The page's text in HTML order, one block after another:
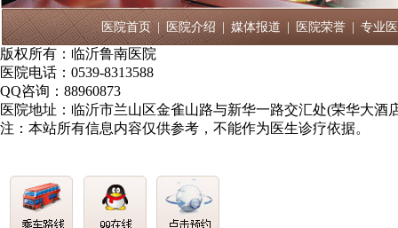
医院首页 | 医院介绍 媒体报道 医院荣誉 专业
版权所有：临沂鲁南医院
医院电话：0539-8313588
QQ咨询：88960873
医院地址：临沂市兰山区金雀山路与新华一路交汇处(荣华大酒
注：本站所有信息内容仅供参考，不能作为医生诊疗依据。